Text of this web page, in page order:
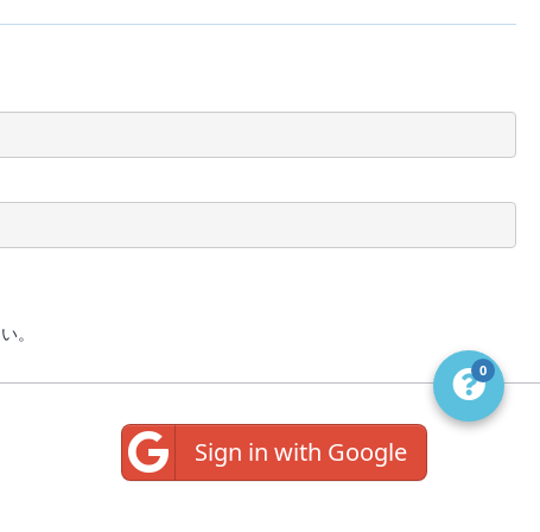
。
Sign in with Google
0